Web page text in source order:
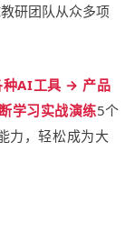
研团队从众多项
种AI工具 → 产品
学习实战演练5个
力，轻松成为大